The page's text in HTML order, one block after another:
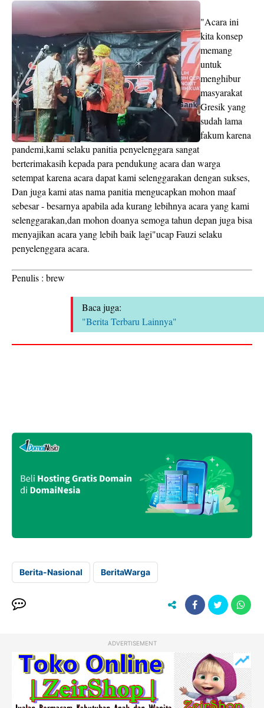
"Acara ini
kita konsep
memang
untuk
menghibur
masyarakat
Gresik yang
sudah lama
fakum karena
pandemi,kami selaku panitia penyelenggara sangat
berterimakasih kepada para pendukung acara dan warga
setempat karena acara dapat kami selenggarakan dengan sukses,
Dan juga kami atas nama panitia mengucapkan mohon maaf
sebesar - besarnya apabila ada kurang lebihnya acara yang kami
selenggarakan,dan mohon doanya semoga tahun depan juga bisa
menyajikan acara yang lebih baik lagi"ucap Fauzi selaku
penyelenggara acara.
Penulis : brew
Baca juga:
"Berita Terbaru Lainnya"
Berita-Nasional BeritaWarga
ADVERTISEMENT